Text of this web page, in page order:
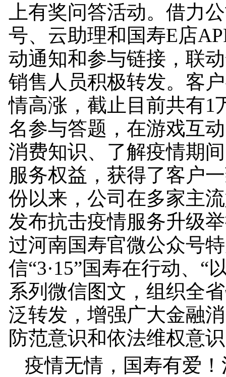
上有奖问答活动。借力
号、云助理和国寿E店
动通知和参与链接，联
销售人员积极转发。客
情高涨，截止目前共有1
名参与答题，在游戏互
消费知识、了解疫情期
服务权益，获得了客户
份以来，公司在多家主
发布抗击疫情服务升级
过河南国寿官微公众号
信“3·15”国寿在行动、“
系列微信图文，组织全
泛转发，增强广大金融
防范意识和依法维权意
疫情无情，国寿有爱